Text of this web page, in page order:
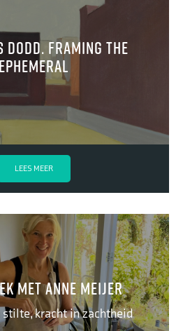
Dodd. Framing the
Ephemeral
LEES MEER
met Anne Meijer
kracht in zachtheid